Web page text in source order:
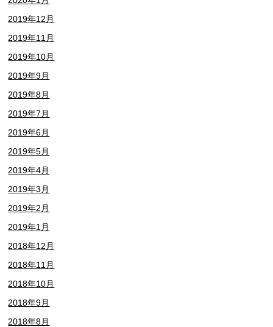
2019年12月
2019年11月
2019年10月
2019年9月
2019年8月
2019年7月
2019年6月
2019年5月
2019年4月
2019年3月
2019年2月
2019年1月
2018年12月
2018年11月
2018年10月
2018年9月
2018年8月